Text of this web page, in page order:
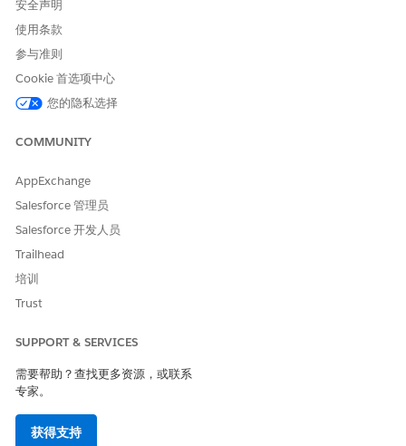
安全声明
使用条款
参与准则
Cookie 首选项中心
您的隐私选择
COMMUNITY
AppExchange
Salesforce 管理员
Salesforce 开发人员
Trailhead
培训
Trust
SUPPORT & SERVICES
需要帮助？查找更多资源，或联系
专家。
获得支持